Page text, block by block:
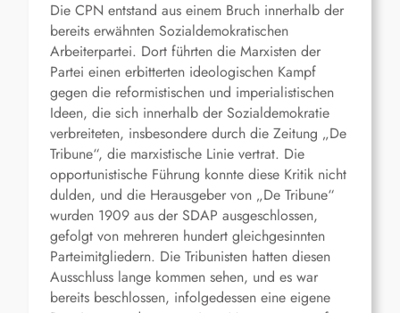
Die CPN entstand aus einem Bruch innerhalb der
bereits erwähnten Sozialdemokratischen
Arbeiterpartei. Dort führten die Marxisten der
Partei einen erbitterten ideologischen Kampf
gegen die reformistischen und imperialistischen
Ideen, die sich innerhalb der Sozialdemokratie
verbreiteten, insbesondere durch die Zeitung „De
Tribune“, die marxistische Linie vertrat. Die
opportunistische Führung konnte diese Kritik nicht
dulden, und die Herausgeber von „De Tribune“
wurden 1909 aus der SDAP ausgeschlossen,
gefolgt von mehreren hundert gleichgesinnten
Parteimitgliedern. Die Tribunisten hatten diesen
Ausschluss lange kommen sehen, und es war
bereits beschlossen, infolgedessen eine eigene